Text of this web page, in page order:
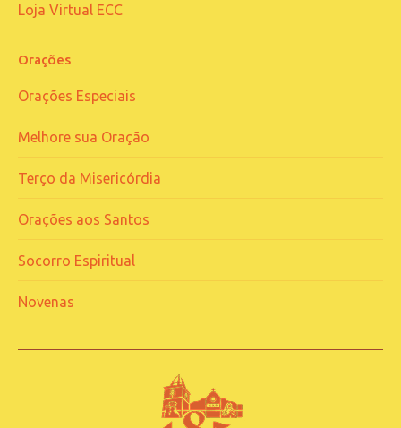
Loja Virtual ECC
Orações
Orações Especiais
Melhore sua Oração
Terço da Misericórdia
Orações aos Santos
Socorro Espiritual
Novenas